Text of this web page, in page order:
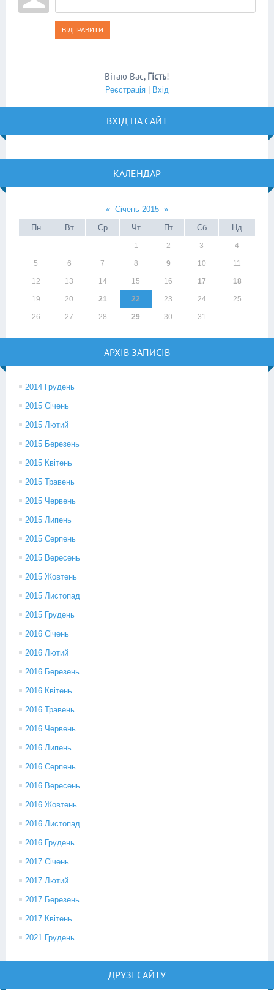
ВІДПРАВИТИ
Вітаю Вас, Гість!
Реєстрація Вхід
ВХІД НА САЙТ
КАЛЕНДАР
« Січень 2015 »
Пн
Вт Ср Чт Пт Сб Нд
1 2 3 4
5 6 7 8 9 10 11
12 13 14 15 16 17 18
19 20 21 22 23 24 25
26 27 28 29 30 31
АРХІВ ЗАПИСІВ
2014 Грудень
2015 Січень
2015 Лютий
2015 Березень
2015 Квітень
2015 Травень
2015 Червень
2015 Липень
2015 Серпень
2015 Вересень
2015 Жовтень
2015 Листопад
2015 Грудень
2016 Січень
2016 Лютий
2016 Березень
2016 Квітень
2016 Травень
2016 Червень
2016 Липень
2016 Серпень
2016 Вересень
2016 Жовтень
2016 Листопад
2016 Грудень
2017 Січень
2017 Лютий
2017 Березень
2017 Квітень
2021 Грудень
ДРУЗІ САЙТУ